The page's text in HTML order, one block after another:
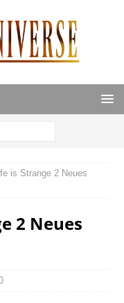
is Strange 2 Neues
2 Neues